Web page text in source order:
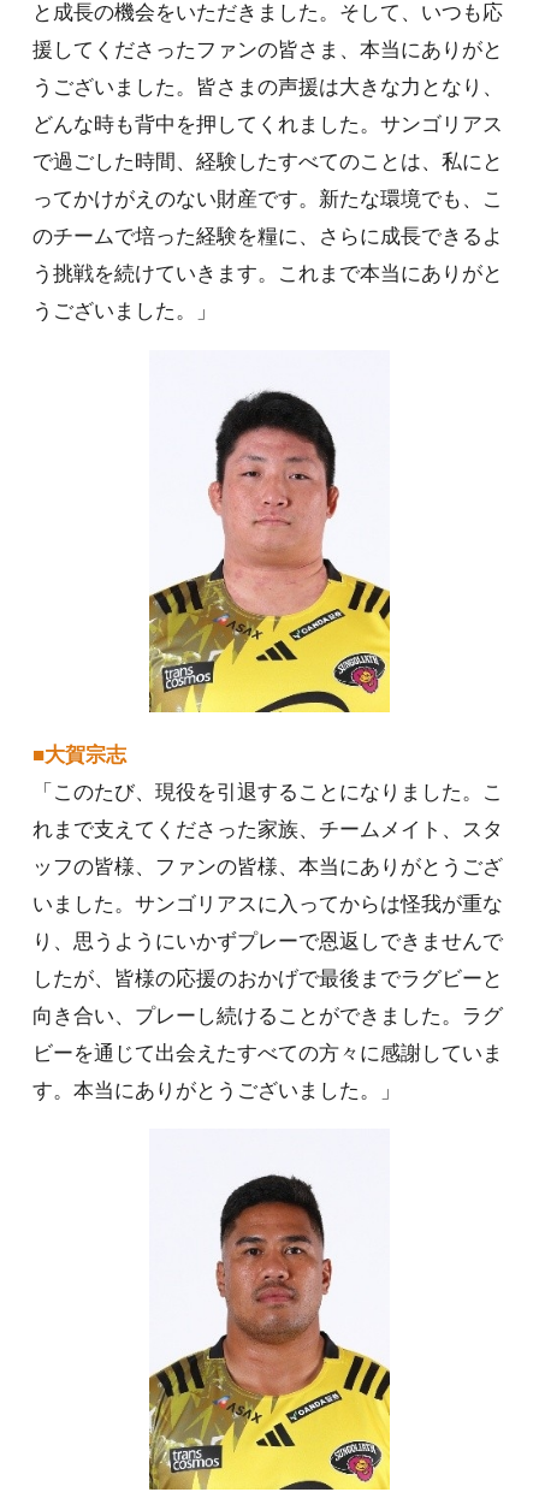
と成長の機会をいただきました。そして、いつも応
援してくださったファンの皆さま、本当にありがと
うございました。皆さまの声援は大きな力となり、
どんな時も背中を押してくれました。サンゴリアス
で過ごした時間、経験したすべてのことは、私にと
ってかけがえのない財産です。新たな環境でも、こ
のチームで培った経験を糧に、さらに成長できるよ
う挑戦を続けていきます。これまで本当にありがと
うございました。」
■大賀宗志
「このたび、現役を引退することになりました。こ
れまで支えてくださった家族、チームメイト、スタ
ッフの皆様、ファンの皆様、本当にありがとうござ
いました。サンゴリアスに入ってからは怪我が重な
り、思うようにいかずプレーで恩返しできませんで
したが、皆様の応援のおかげで最後までラグビーと
向き合い、プレーし続けることができました。ラグ
ビーを通じて出会えたすべての方々に感謝していま
す。本当にありがとうございました。」